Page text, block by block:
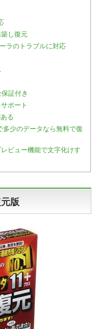
し復元
ラのトラブルに対応
証付き
ポート
る
多少のデータなら無料で復
ビュー機能で文字化けす
版